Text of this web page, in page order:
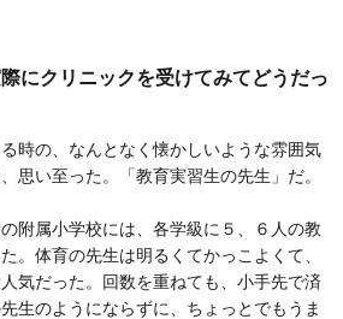
にクリニックを受けてみてどうだっ
時の、なんとなく懐かしいような雰囲気
思い至った。「教育実習生の先生」だ。
附属小学校には、各学級に５、６人の教
。体育の先生は明るくてかっこよくて、
気だった。回数を重ねても、小手先で済
生のようにならずに、ちょっとでもうま